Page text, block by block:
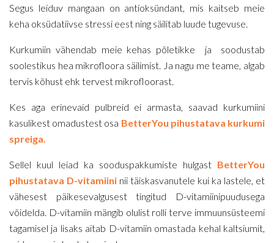
Segus leiduv mangaan on antioksündant, mis kaitseb meie
keha oksüdatiivse stressi eest ning säilitab luude tugevuse.
Kurkumiin vähendab meie kehas põletikke ja soodustab
soolestikus hea mikrofloora säilimist. Ja nagu me teame, algab
tervis kõhust ehk tervest mikrofloorast.
Kes aga erinevaid pulbreid ei armasta, saavad kurkumiini
kasulikest omadustest osa BetterYou pihustatava kurkumi
spreiga.
Sellel kuul leiad ka sooduspakkumiste hulgast BetterYou
pihustatava D-vitamiini nii täiskasvanutele kui ka lastele, et
vähesest päikesevalgusest tingitud D-vitamiinipuudusega
võidelda. D-vitamiin mängib olulist rolli terve immuunsüsteemi
tagamisel ja lisaks aitab D-vitamiin omastada kehal kaltsiumit,